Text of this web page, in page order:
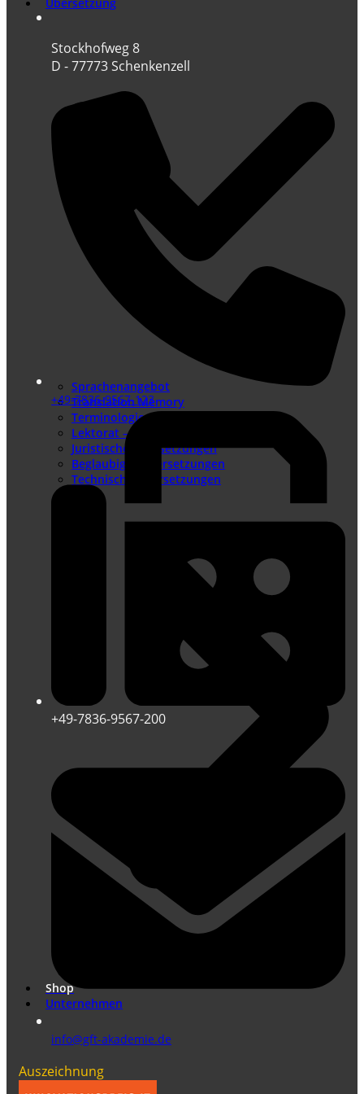
Übersetzung
Sprachenangebot
Translation Memory
Terminologiemanagement
Lektorat – Fremdsprachenlektorat
Juristische Übersetzungen
Beglaubigte Übersetzungen
Technische Übersetzungen
Shop
Unternehmen
Stockhofweg 8
D - 77773 Schenkenzell
+49-7836-9567-123
+49-7836-9567-200
info@gft-akademie.de
Auszeichnung